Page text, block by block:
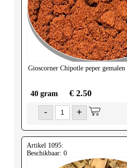
Gioscorner Chipotle peper gemalen
40 gram € 2.50
- +
Artikel 1095:
Beschikbaar: 0